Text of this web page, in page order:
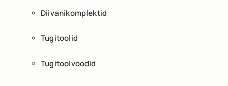
Diivanikomplektid
Tugitoolid
Tugitoolvoodid